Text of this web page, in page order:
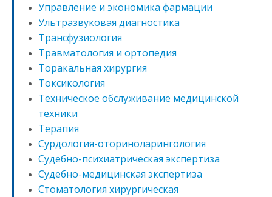
Управление и экономика фармации
Ультразвуковая диагностика
Трансфузиология
Травматология и ортопедия
Торакальная хирургия
Токсикология
Техническое обслуживание медицинской
техники
Терапия
Сурдология-оториноларингология
Судебно-психиатрическая экспертиза
Судебно-медицинская экспертиза
Стоматология хирургическая